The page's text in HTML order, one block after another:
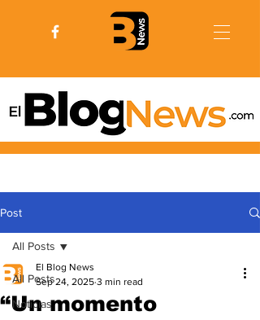
Post
All Posts
Noticias
All Posts
“Un momento
El Blog News
Sep 24, 2025 3 min read